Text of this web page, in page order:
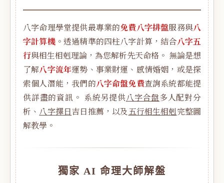
八字命理學堂提供最專業的免費八字排盤服務與八
字計算機。透過精準的四柱八字計算，結合八字五
行與相生相剋理論，為您解析先天命格。 無論是想
了解八字流年運勢、事業財運、感情婚姻，或是探
索個人潛能，我們的八字命盤免費查詢系統都能提
供詳盡的資訊。 系統另提供八字合盤多人配對分
析、 八字擇日吉日推薦，以及 五行相生相剋完整圖
解教學。
獨家 AI 命理大師解盤